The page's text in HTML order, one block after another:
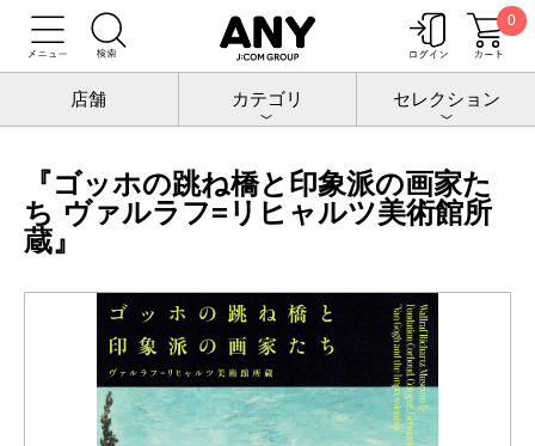
0
店舗 カテゴリ セレクション
トップ チケットポート
アート・イベント
『ゴッホの跳ね橋と印象派の画家たち ヴァルラフ=リヒャルツ美術館所蔵』
『ゴッホの跳ね橋と印象派の画家た
ち ヴァルラフ=リヒャルツ美術館所
蔵』